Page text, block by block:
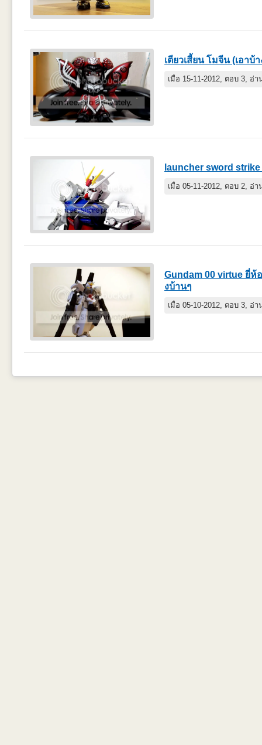
เตียวเสี้ยน โมจีน (เอาบ้า
เมื่อ 15-11-2012, ตอบ 3, อ่า
launcher sword strike
เมื่อ 05-11-2012, ตอบ 2, อ่า
Gundam 00 virtue ยี่ห้
งบ้านๆ
เมื่อ 05-10-2012, ตอบ 3, อ่า